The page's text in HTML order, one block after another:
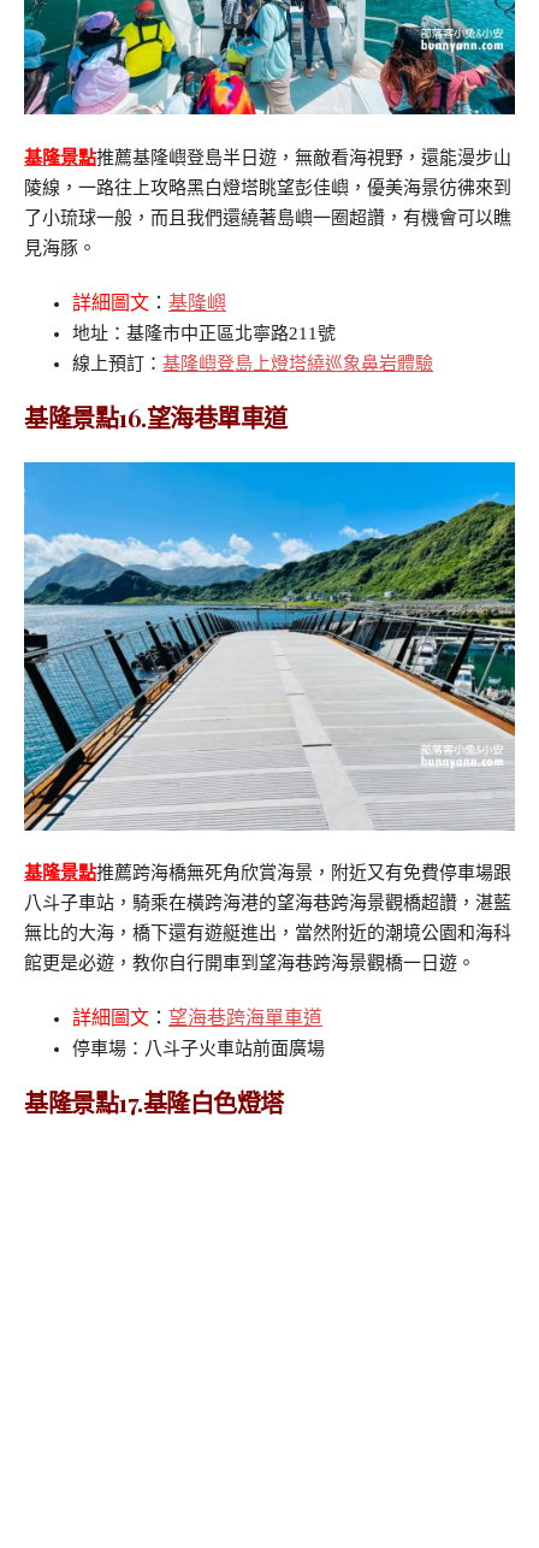
基隆景點推薦基隆嶼登島半日遊，無敵看海視野，還能漫步山
陵線，一路往上攻略黑白燈塔眺望彭佳嶼，優美海景彷彿來到
了小琉球一般，而且我們還繞著島嶼一圈超讚，有機會可以瞧
見海豚。
詳細圖文 ： 基隆嶼
地址：基隆市中正區北寧路211號
線上預訂： 基隆嶼登島上燈塔繞巡象鼻岩體驗
基隆景點16.望海巷單車道
基隆景點推薦跨海橋無死角欣賞海景，附近又有免費停車場跟
八斗子車站，騎乘在橫跨海港的望海巷跨海景觀橋超讚，湛藍
無比的大海，橋下還有遊艇進出，當然附近的潮境公園和海科
館更是必遊，教你自行開車到望海巷跨海景觀橋一日遊。
詳細圖文 ： 望海巷跨海單車道
停車場：八斗子火車站前面廣場
基隆景點17.基隆白色燈塔